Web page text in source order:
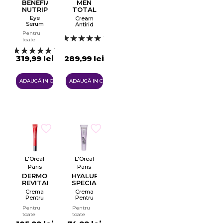
BENEFIANCE
NUTRIPERFECT
Eye
Serum
Pentru
toate
tipurile
de piele
1
319,99 lei
ADAUGĂ IN COŞ
MEN
TOTAL
REVITALIZER
EYE
Cream
Antirid
Conturul
Ochilor
1
289,99 lei
ADAUGĂ IN COŞ
L'Oreal
Paris
DERMO
REVITALIFT
LASER
15
Crema
Pentru
Pentru
toate
tipurile
L'Oreal
Paris
HYALURON
SPECIALIST
15
Crema
Pentru
Pentru
toate
tipurile